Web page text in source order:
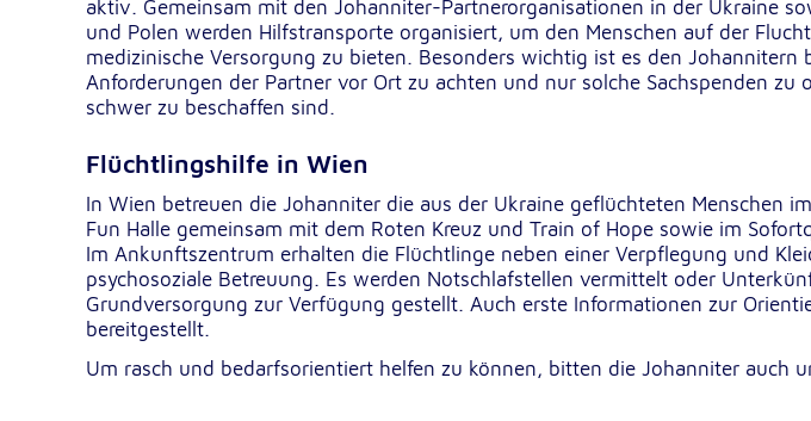
aktiv. Gemeinsam mit den Johanniter-Partnerorganisationen in der Ukraine
und Polen werden Hilfstransporte organisiert, um den Menschen auf der
medizinische Versorgung zu bieten. Besonders wichtig ist es den Johannitern
Anforderungen der Partner vor Ort zu achten und nur solche Sachspenden zu
schwer zu beschaffen sind.
Flüchtlingshilfe in Wien
In Wien betreuen die Johanniter die aus der Ukraine geflüchteten Menschen
Fun Halle gemeinsam mit dem Roten Kreuz und Train of Hope sowie im
Im Ankunftszentrum erhalten die Flüchtlinge neben einer Verpflegung und
psychosoziale Betreuung. Es werden Notschlafstellen vermittelt oder
Grundversorgung zur Verfügung gestellt. Auch erste Informationen zur
bereitgestellt.
Um rasch und bedarfsorientiert helfen zu können, bitten die Johanniter auch
Name: NID
Anbieter: Google LLC
Zweck: Einbinden von interaktiven Google Karten
Cookie Laufzeit: 6 Monate